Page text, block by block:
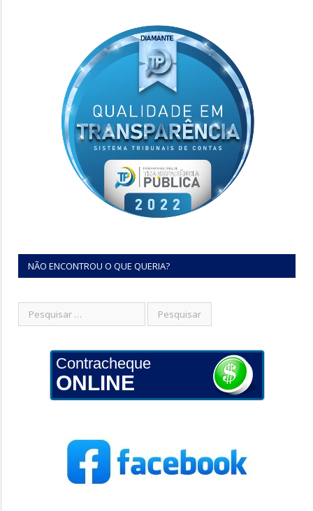
NÃO ENCONTROU O QUE QUERIA?
Contracheque
ONLINE